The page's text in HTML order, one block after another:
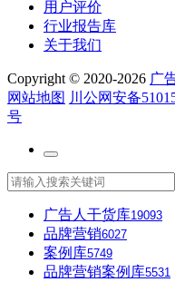
用户评价
行业报告库
关于我们
Copyright © 2020-2026 广
网站地图 川公网安备
号
广告人干货库19093
品牌营销6027
案例库5749
品牌营销案例库5531